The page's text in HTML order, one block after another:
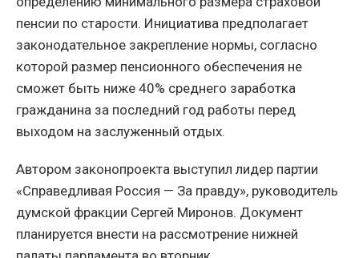
пенсии по старости. Инициатива предполагает
законодательное закрепление нормы, согласно
которой размер пенсионного обеспечения не
сможет быть ниже 40% среднего заработка
гражданина за последний год работы перед
выходом на заслуженный отдых.
Автором законопроекта выступил лидер партии
«Справедливая Россия — За правду», руководитель
думской фракции Сергей Миронов. Документ
планируется внести на рассмотрение нижней